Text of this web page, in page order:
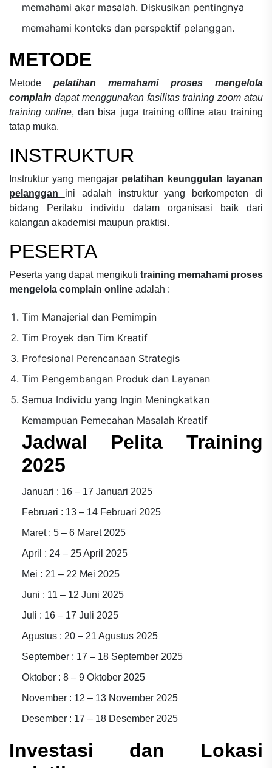
memahami akar masalah. Diskusikan pentingnya
memahami konteks dan perspektif pelanggan.
METODE
Metode pelatihan memahami proses mengelola
complain dapat menggunakan fasilitas training zoom atau
training online, dan bisa juga training offline atau training
tatap muka.
INSTRUKTUR
Instruktur yang mengajar pelatihan keunggulan layanan
pelanggan ini adalah instruktur yang berkompeten di
bidang
Perilaku individu dalam organisasi baik dari
kalangan akademisi maupun praktisi.
PESERTA
Peserta yang dapat mengikuti training memahami proses
mengelola complain online adalah :
Tim Manajerial dan Pemimpin
Tim Proyek dan Tim Kreatif
Profesional Perencanaan Strategis
Tim Pengembangan Produk dan Layanan
Semua Individu yang Ingin Meningkatkan
Kemampuan Pemecahan Masalah Kreatif
Jadwal Pelita Training
2025
Januari : 16 – 17 Januari 2025
Februari : 13 – 14 Februari 2025
Maret : 5 – 6 Maret 2025
April : 24 – 25 April 2025
Mei : 21 – 22 Mei 2025
Juni : 11 – 12 Juni 2025
Juli : 16 – 17 Juli 2025
Agustus : 20 – 21 Agustus 2025
September : 17 – 18 September 2025
Oktober : 8 – 9 Oktober 2025
November : 12 – 13 November 2025
Desember : 17 – 18 Desember 2025
Investasi dan Lokasi